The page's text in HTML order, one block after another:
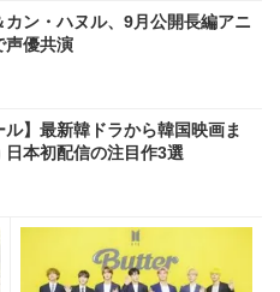
ン・ハヌル、9月公開長編アニ
声優共演
ル】最新韓ドラから韓国映画ま
本初配信の注目作3選